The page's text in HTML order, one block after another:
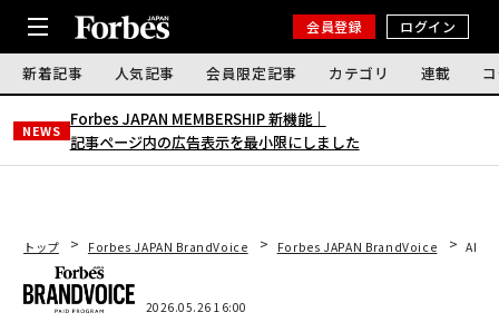
会員登録 ログイン
新着記事 人気記事 会員限定記事 カテゴリ 連載
NEWS
Forbes JAPAN MEMBERSHIP 新機能｜
記事ページ内の広告表示を最小限にしました
トップ Forbes JAPAN BrandVoice Forbes JAPAN BrandVoice AI構
2026.05.26 16:00